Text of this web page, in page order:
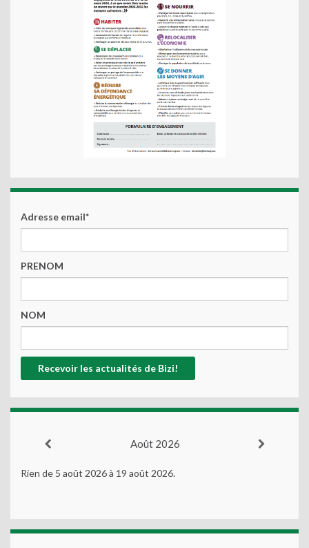
Adresse email*
PRENOM
NOM
Août 2026
Rien de 5 août 2026 à 19 août 2026.